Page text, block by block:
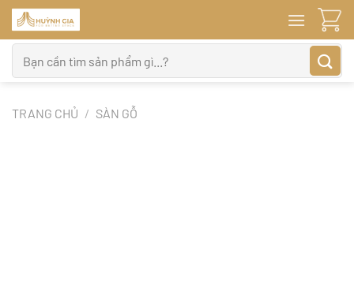
Bỏ
qua
nội
dung
kiếm:
TRANG CHỦ / SÀN GỖ